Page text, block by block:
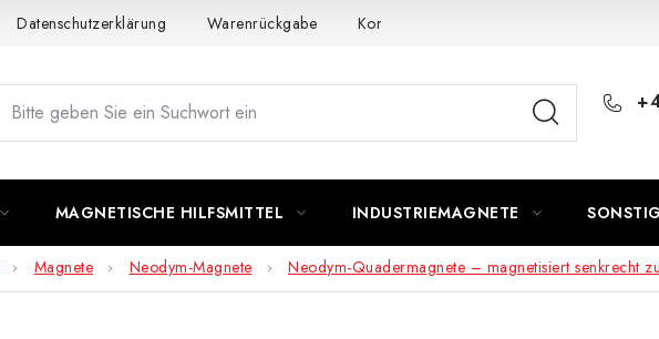
Datenschutzerklärung Warenrückgabe Kontakte - Impressum
MAGNETISCHE HILFSMITTEL INDUSTRIEMAGNETE
Magnete Neodym-Magnete Neodym-Quadermagnete – magnetisiert senkrecht